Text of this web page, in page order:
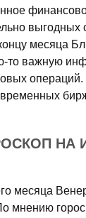
выгодных
месяца
то важную
НА
месяца
мнению